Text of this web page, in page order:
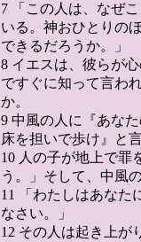
7 「この人は、なぜ
いる。神おひとりの
できるだろうか。」
8 イエスは、彼らが
ですぐに知って言わ
か。
9 中風の人に『あな
床を担いで歩け』と
10 人の子が地上で罪
う。」そして、中風
11 「わたしはあなた
なさい。」
12 その人は起き上が